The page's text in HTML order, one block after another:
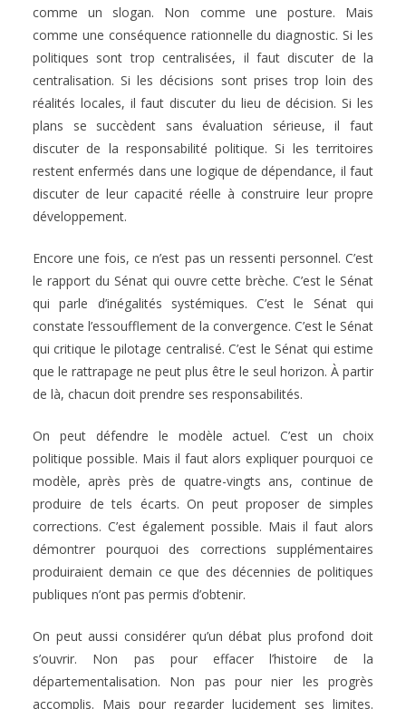
comme un slogan. Non comme une posture. Mais
comme une conséquence rationnelle du diagnostic. Si les
politiques sont trop centralisées, il faut discuter de la
centralisation. Si les décisions sont prises trop loin des
réalités locales, il faut discuter du lieu de décision. Si les
plans se succèdent sans évaluation sérieuse, il faut
discuter de la responsabilité politique. Si les territoires
restent enfermés dans une logique de dépendance, il faut
discuter de leur capacité réelle à construire leur propre
développement.
Encore une fois, ce n’est pas un ressenti personnel. C’est
le rapport du Sénat qui ouvre cette brèche. C’est le Sénat
qui parle d’inégalités systémiques. C’est le Sénat qui
constate l’essoufflement de la convergence. C’est le Sénat
qui critique le pilotage centralisé. C’est le Sénat qui estime
que le rattrapage ne peut plus être le seul horizon. À partir
de là, chacun doit prendre ses responsabilités.
On peut défendre le modèle actuel. C’est un choix
politique possible. Mais il faut alors expliquer pourquoi ce
modèle, après près de quatre-vingts ans, continue de
produire de tels écarts. On peut proposer de simples
corrections. C’est également possible. Mais il faut alors
démontrer pourquoi des corrections supplémentaires
produiraient demain ce que des décennies de politiques
publiques n’ont pas permis d’obtenir.
On peut aussi considérer qu’un débat plus profond doit
s’ouvrir. Non pas pour effacer l’histoire de la
départementalisation. Non pas pour nier les progrès
accomplis. Mais pour regarder lucidement ses limites.